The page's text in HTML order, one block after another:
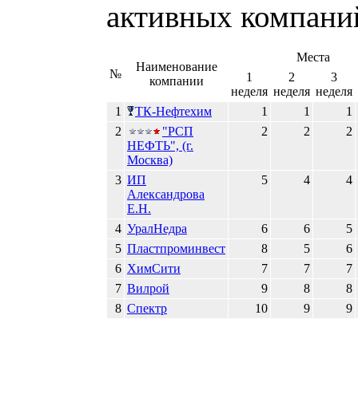
активных
№
Наименование
компании
Места
1
неделя
2
неделя
3
неделя
1
ТК-Нефтехим 1 1
1
2
"РСП
НЕФТЬ", (г.
Москва)
2 2 2
3 ИП
Александрова
Е.Н.
5 4 4
4 УралНедра 6 6
5
5 Пластпроминвест 8 5
6
6 ХимСити 7 7
7
7 Вилрой 9 8
8
8 Спектр 10 9 9